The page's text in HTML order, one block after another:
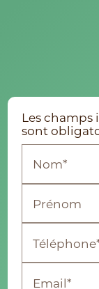
Les champs
sont
Nom*
Prénom
Email*